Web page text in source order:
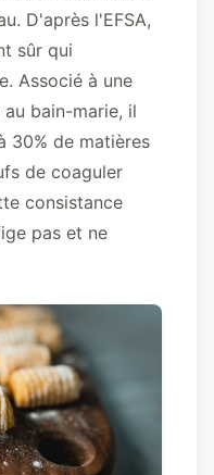
D'après l'EFSA,
sûr qui
. Associé à une
bain-marie, il
30% de matières
de coaguler
consistance
pas et ne